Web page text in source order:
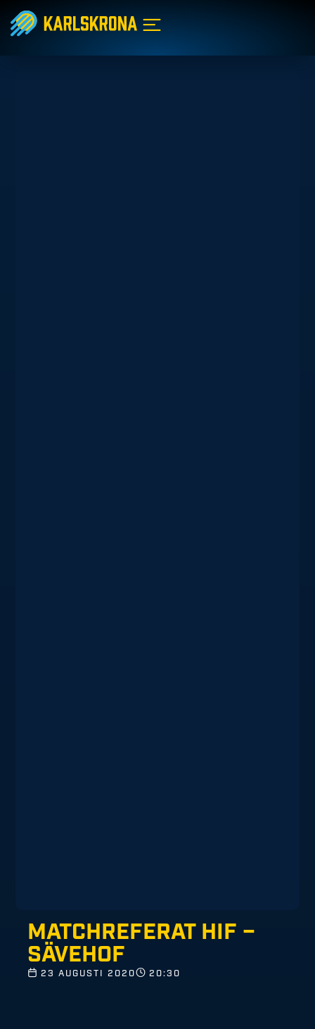
MATCHREFERAT HIF –
SÄVEHOF
23 AUGUSTI 2020 20:30